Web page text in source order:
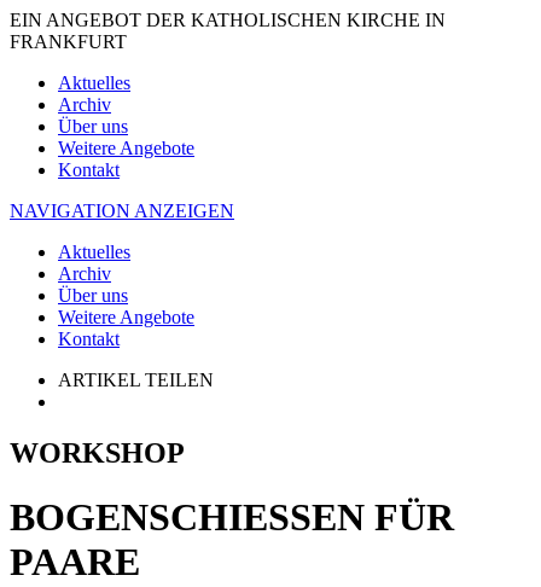
EIN ANGEBOT DER KATHOLISCHEN KIRCHE IN
FRANKFURT
Aktuelles
Archiv
Über uns
Weitere Angebote
Kontakt
NAVIGATION ANZEIGEN
Aktuelles
Archiv
Über uns
Weitere Angebote
Kontakt
ARTIKEL TEILEN
WORKSHOP
BOGENSCHIESSEN FÜR
PAARE